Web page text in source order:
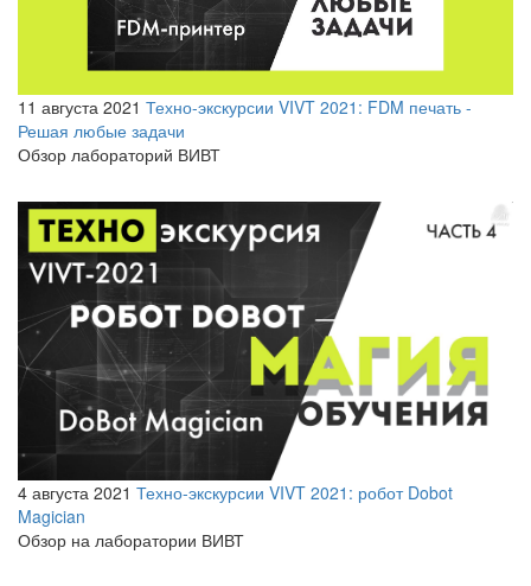
11 августа 2021 Техно-экскурсии VIVT 2021: FDM печать -
Решая любые задачи
Обзор лабораторий ВИВТ
4 августа 2021 Техно-экскурсии VIVT 2021: робот Dobot
Magician
Обзор на лаборатории ВИВТ